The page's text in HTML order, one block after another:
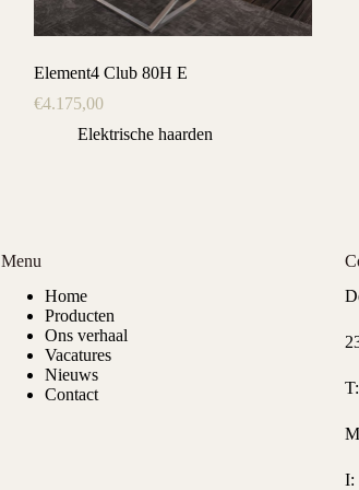
Element4 Club 80H E
€4.175,00
Elektrische haarden
Menu
Home
Producten
Ons verhaal
Vacatures
Nieuws
Contact
T:
I: